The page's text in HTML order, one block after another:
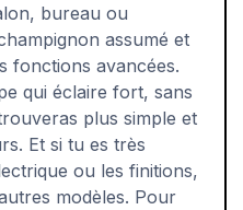
bureau ou
assumé et
fonctions avancées.
qui éclaire fort, sans
plus simple et
Et si tu es très
ou les finitions,
modèles. Pour